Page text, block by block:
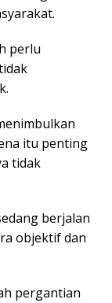
perlu
itu penting
tidak
berjalan
objektif dan
pergantian